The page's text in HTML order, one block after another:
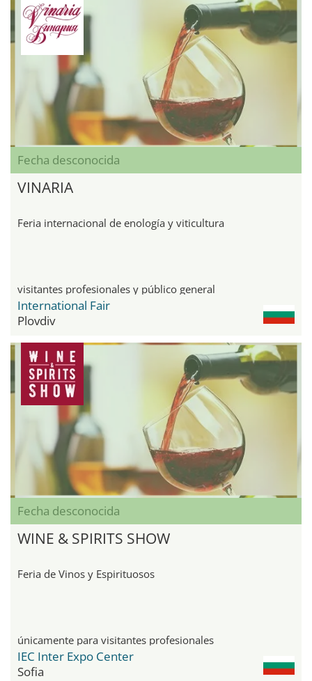
Fecha desconocida
VINARIA
Feria internacional de enología y viticultura
visitantes profesionales y público general
International Fair
Plovdiv
Fecha desconocida
WINE & SPIRITS SHOW
Feria de Vinos y Espirituosos
únicamente para visitantes profesionales
IEC Inter Expo Center
Sofia